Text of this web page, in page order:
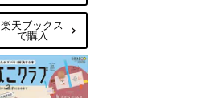
楽天ブックス
で購入